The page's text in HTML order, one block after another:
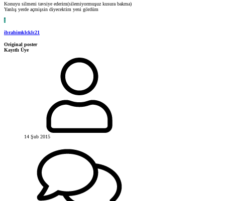
Konuyu silmeni tavsiye ederim(silemiyormuşuz kusura bakma)
Yanlış yerde açmişsin diyecektim yeni gördüm
I
ibrahimklcklc21
Original poster
Kayıtlı Üye
14 Şub 2015